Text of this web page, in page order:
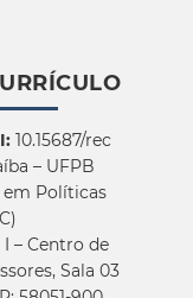
10.15687/rec
– UFPB
em Políticas
– Centro de
Sala 03